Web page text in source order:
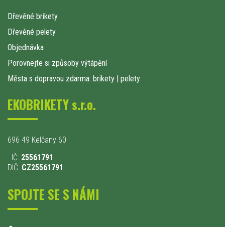
Dřevěné brikety
Dřevěné pelety
Objednávka
Porovnejte si způsoby výtápění
Města s dopravou zdarma: brikety | pelety
EKOBRIKETY s.r.o.
696 49 Kelčany 60
IČ: 25561791
DIČ: CZ25561791
SPOJTE SE S NÁMI